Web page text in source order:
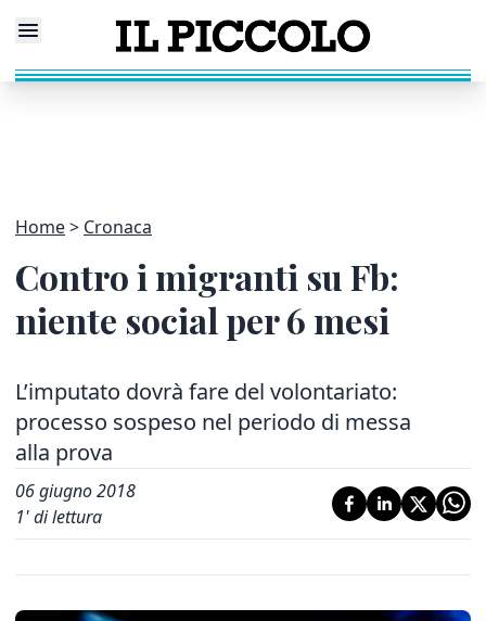
Home Cronaca
Contro i migranti su Fb:
niente social per 6 mesi
L’imputato dovrà fare del volontariato:
processo sospeso nel periodo di messa
alla prova
06 giugno 2018
1' di lettura